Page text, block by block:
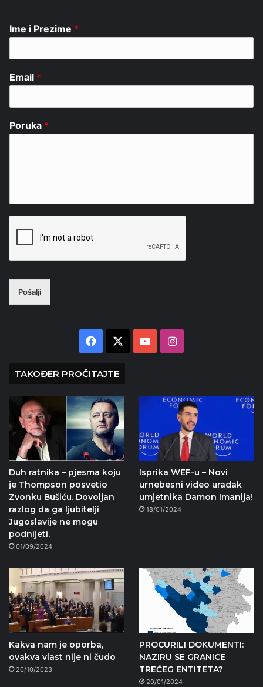
Ime i Prezime *
Email *
Poruka *
Pošalji
Facebook YouTubeInstagram
TAKOĐER PROČITAJTE
Duh ratnika – pjesma koju
je Thompson posvetio
Zvonku Bušiću. Dovoljan
razlog da ga ljubitelji
Jugoslavije ne mogu
podnijeti.
01/09/2024
Isprika WEF-u – Novi
urnebesni video uradak
umjetnika Damon Imanija!
18/01/2024
Kakva nam je oporba,
ovakva vlast nije ni čudo
26/10/2023
PROCURILI DOKUMENTI:
NAZIRU SE GRANICE
TREĆEG ENTITETA?
20/01/2024